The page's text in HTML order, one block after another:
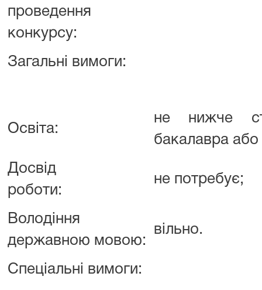
проведення
конкурсу:
Загальні вимоги:
Освіта:
не нижче
бакалавра
Досвід
роботи:
не потребує;
Володіння
державною мовою:
вільно.
Спеціальні вимоги: